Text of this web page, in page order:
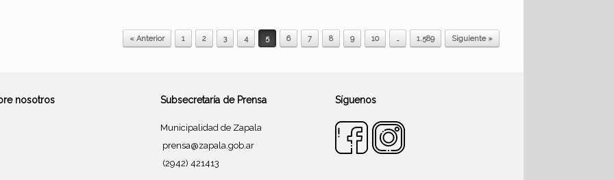
« Anterior 1 2 3 4 5 6 7 8 9 10 … 1.589 Siguiente »
nosotros Subsecretaría de Prensa
Municipalidad de Zapala
prensa@zapala.gob.ar
(2942) 421413
Síguenos